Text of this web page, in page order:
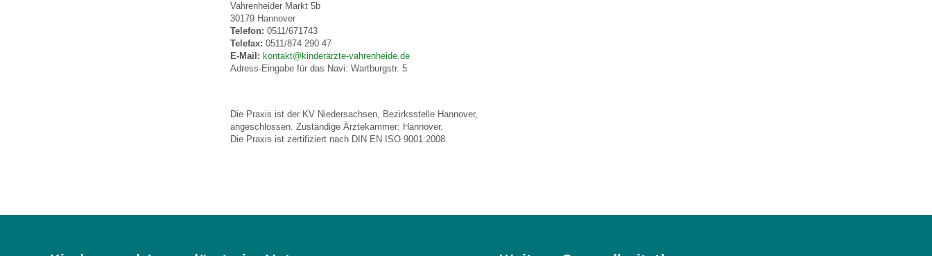
Vahrenheider Markt 5b
30179 Hannover
Telefon: 0511/671743
Telefax: 0511/874 290 47
E-Mail: kontakt@kinderärzte-vahrenheide.de
Adress-Eingabe für das Navi: Wartburgstr. 5
Die Praxis ist der KV Niedersachsen, Bezirksstelle Hannover,
angeschlossen. Zuständige Ärztekammer: Hannover.
Die Praxis ist zertifiziert nach DIN EN ISO 9001:2008.